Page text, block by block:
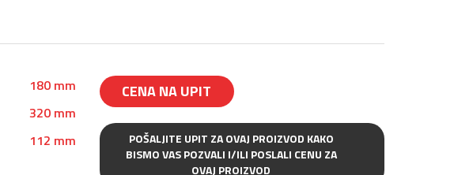
180 mm
320 mm
112 mm
CENA NA UPIT
POŠALJITE UPIT ZA OVAJ PROIZVOD KAKO
BISMO VAS POZVALI I/ILI POSLALI CENU ZA
OVAJ PROIZVOD